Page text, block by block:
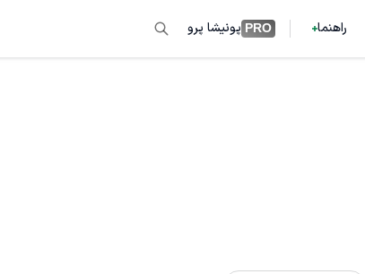
راهنما PRO پونیشا پرو